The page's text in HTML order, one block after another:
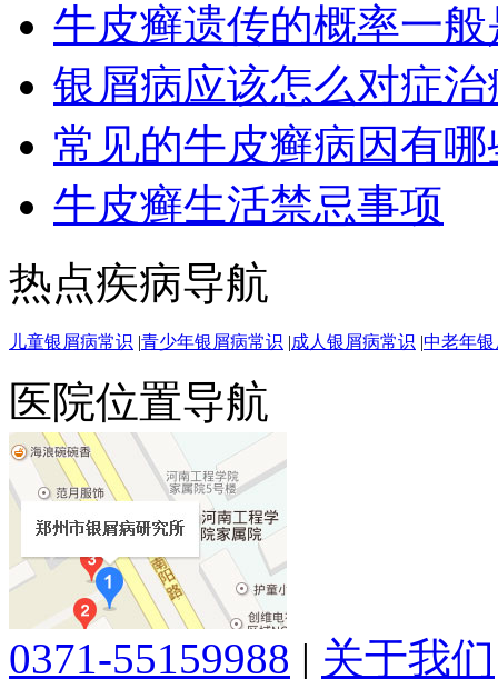
牛皮癣遗传的概率一
银屑病应该怎么对症治
常见的牛皮癣病因有哪
牛皮癣生活禁忌事项
热点疾病导航
儿童银屑病常识 |青少年银屑病常识 |成人银屑病常识 |中老年
医院位置导航
0371-55159988 | 关于我们